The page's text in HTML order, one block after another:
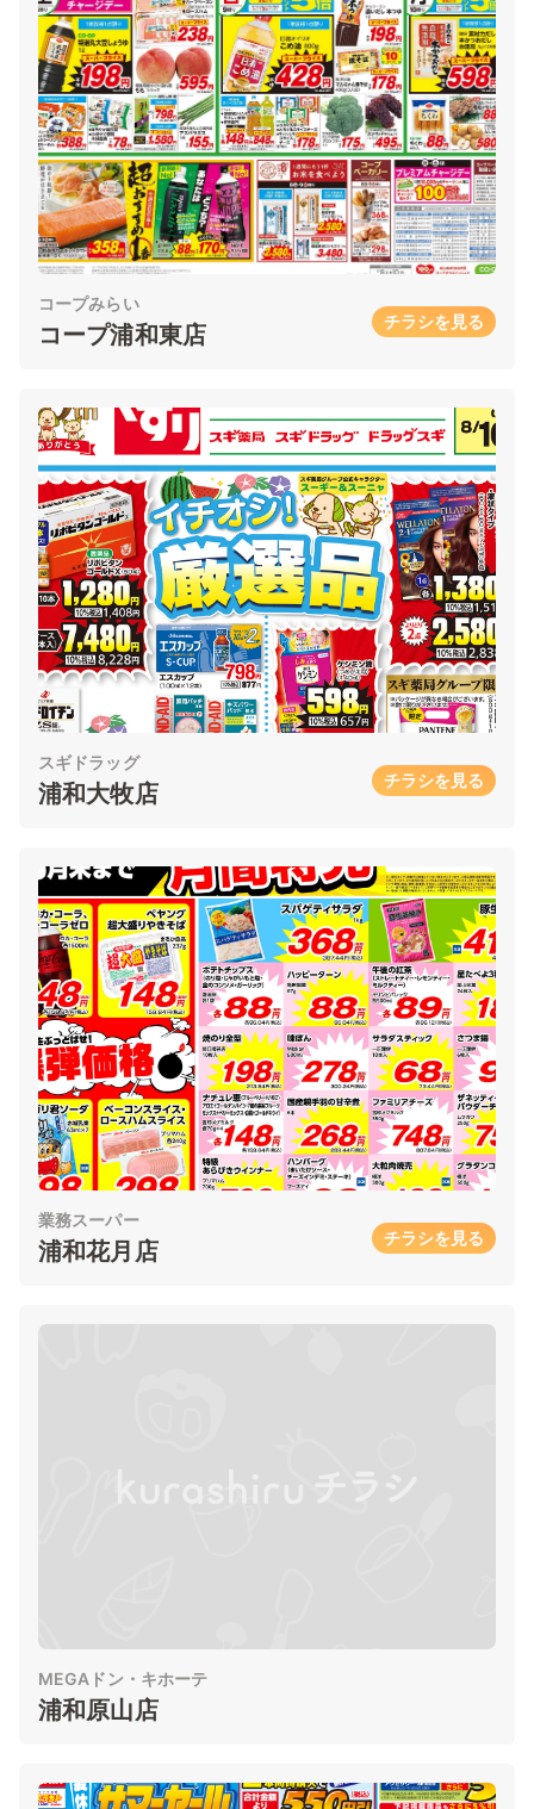
コープみらい
コープ浦和東店 チラシを見る
スギドラッグ
浦和大牧店 チラシを見る
業務スーパー
浦和花月店 チラシを見る
MEGAドン・キホーテ
浦和原山店